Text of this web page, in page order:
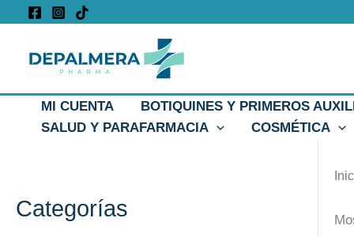
contenido
MI CUENTA BOTIQUINES Y PRIMEROS
SALUD Y PARAFARMACIA
COSMÉTICA
Categorías